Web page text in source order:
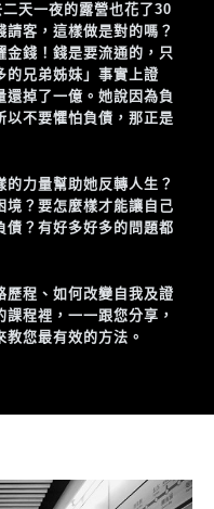
天一夜的露營也花了30
客，這樣做是對的嗎？
金錢！錢是要流通的，只
的兄弟姊妹」事實上證
還掉了一億。她說因為負
以不要懼怕負債，那正是
力量幫助她反轉人生？
境？要怎麼樣才能讓自己
債？有好多好多的問題都
歷程、如何改變自我及證
程裡，一一跟您分享，
您最有效的方法。